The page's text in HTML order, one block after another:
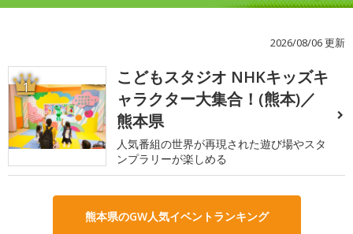
2026/08/06 更新
1
こどもスタジオ NHKキッズキ
ャラクター大集合！(熊本)／
熊本県
人気番組の世界が再現された遊び場やスタ
ンプラリーが楽しめる
熊本県のGW人気イベントランキング